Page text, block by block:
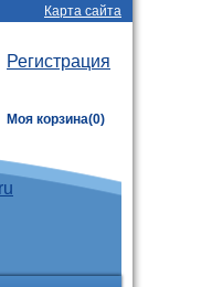
Карта сайта
Регистрация
Моя корзина(0)